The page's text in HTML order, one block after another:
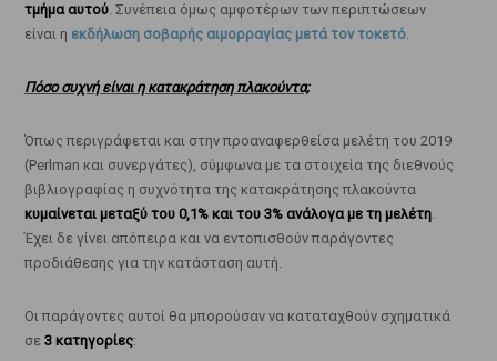
τμήμα αυτού. Συνέπεια όμως αμφοτέρων των περιπτώσεων
είναι η εκδήλωση σοβαρής αιμορραγίας μετά τον τοκετό.
Πόσο συχνή είναι η κατακράτηση πλακούντα;
Όπως περιγράφεται και στην προαναφερθείσα μελέτη του 2019
(Perlman και συνεργάτες), σύμφωνα με τα στοιχεία της διεθνούς
βιβλιογραφίας η συχνότητα της κατακράτησης πλακούντα
κυμαίνεται μεταξύ του 0,1% και του 3% ανάλογα με τη μελέτη.
Έχει δε γίνει απόπειρα και να εντοπισθούν παράγοντες
προδιάθεσης για την κατάσταση αυτή.
Οι παράγοντες αυτοί θα μπορούσαν να καταταχθούν σχηματικά
σε3 κατηγορίες: